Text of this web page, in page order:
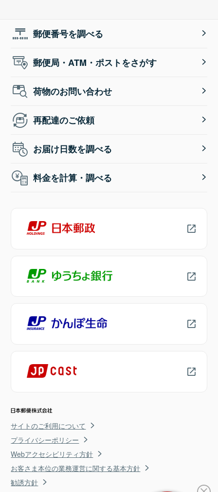
郵便番号を調べる
郵便局・ATM・ポストをさがす
荷物のお問い合わせ
再配達のご依頼
お届け日数を調べる
料金を計算・調べる
サイトのご利用について
プライバシーポリシー
Webアクセシビリティ方針
お客さま本位の業務運営に関する基本方針
勧誘方針